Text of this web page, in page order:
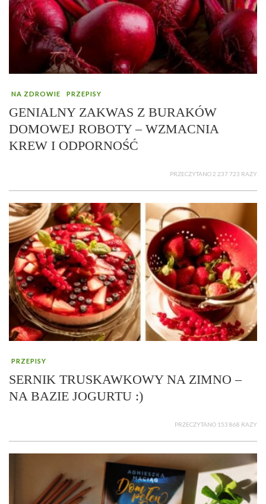
NA ZDROWIE PRZEPISY
GENIALNY ZAKWAS Z BURAKÓW
DOMOWEJ ROBOTY – WZMACNIA
KREW I ODPORNOŚĆ
PRZECZYTANO 2 237 723 RAZY
PRZEPISY
SERNIK TRUSKAWKOWY NA ZIMNO –
NA BAZIE JOGURTU :)
PRZECZYTANO 153 868 RAZY